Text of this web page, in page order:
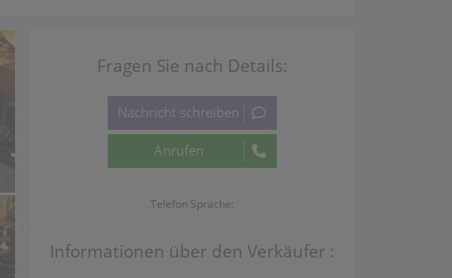
Fragen Sie nach Details:
Telefon Sprache:
Informationen über den Verkäufer :